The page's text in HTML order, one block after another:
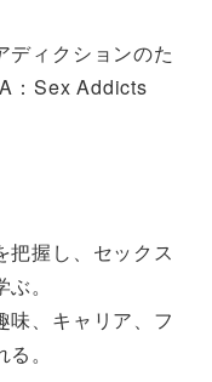
ディクションのた
：Sex Addicts
把握し、セックス
。
味、キャリア、フ
。